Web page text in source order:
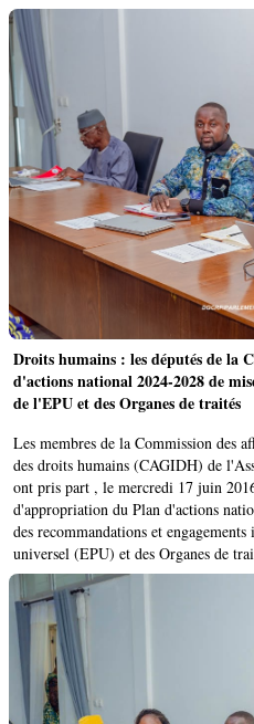
Droits humains : les députés de la
d'actions national 2024-2028 de
de l'EPU et des Organes de traités
Les membres de la Commission des
des droits humains (CAGIDH) de
ont pris part , le mercredi 17 juin
d'appropriation du Plan d'actions
des recommandations et
universel (EPU) et des Organes de